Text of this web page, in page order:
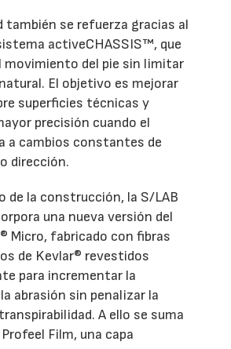
también se refuerza gracias al
activeCHASSIS™, que
movimiento del pie sin limitar
El objetivo es mejorar
superficies técnicas y
precisión cuando el
a cambios constantes de
dirección.
de la construcción, la S/LAB
una nueva versión del
Micro, fabricado con fibras
de Kevlar® revestidos
para incrementar la
abrasión sin penalizar la
A ello se suma
Film, una capa